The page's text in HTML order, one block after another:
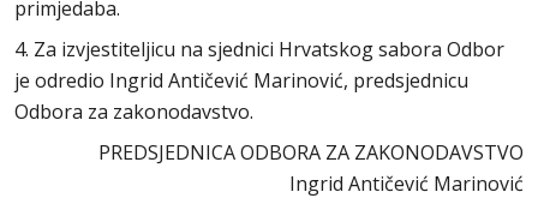
primjedaba.
4. Za izvjestiteljicu na sjednici Hrvatskog sabora Odbor
je odredio Ingrid Antičević Marinović, predsjednicu
Odbora za zakonodavstvo.
PREDSJEDNICA ODBORA ZA ZAKONODAVSTVO
Ingrid Antičević Marinović